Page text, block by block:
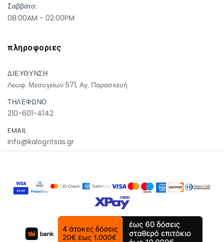
Σαββάτο:
08:00AM - 02:00PM
πληροφοριες
ΔΙΕΥΘΥΝΣΗ
Λεωφ. Μεσογείων 571, Αγ. Παρασκευή
ΤΗΛΕΦΩΝΟ
210-601-4142
EMAIL
info@kalogritsas.gr